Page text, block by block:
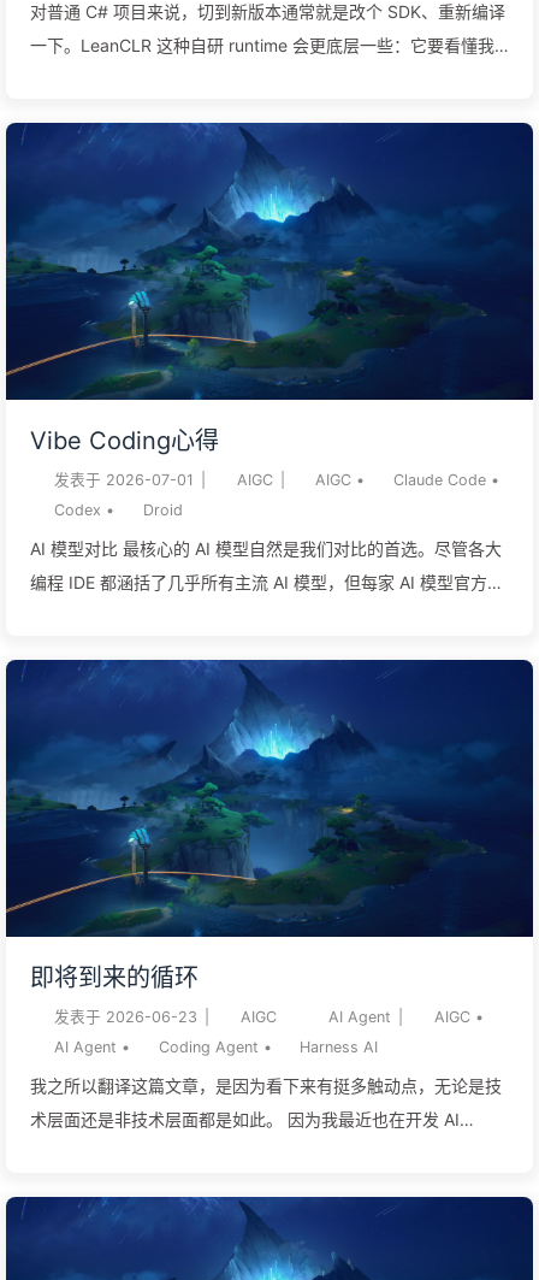
对普通 C# 项目来说，切到新版本通常就是改个 SDK、重新编译
一下。LeanCLR 这种自研 runtime 会更底层一些：它要看懂我
系统、对象模型、解释器、GC、异常、委托、泛型、基础反射和
AOT 生成框架。接入 .NET 10 的重点，是做一层清晰的 BCL /
runtime contract 适配：让 LeanCLR 能在明确边界内跑
net10.0 纯逻辑程序集；暂时跑不了的 BCL 能力，也给出清楚的
诊断，问题能早一点暴露出来。 为什么专门适配 .NET 10 如果
只是想“跑一点 C# 逻辑”，LeanCLR 兼容旧版 corlib，或者自己
做一套很小的基础库，也能用。目标一旦变成商业项目、跨引擎
迁移、长期维护，.NET 10 就成了新的基线。后面的工具、库、
LTS。按照 Microsoft 的 .NET 10 发布说明 和 .NET 8 / ....
Vibe Coding心得
发表于 2026-07-01 AIGC AIGC • Claude Code •
Codex • Droid
AI 模型对比 最核心的 AI 模型自然是我们对比的首选。尽管各大
编程 IDE 都涵括了几乎所有主流 AI 模型，但每家 AI 模型官方调
模型，在长上下文推理、复杂重构、跨文件理解上仍然是断档水
平。特别是对于 Unity、C++、Shader 这类工程链路复杂的场
景，Opus 4.8 的规划能力和自查能力肉眼可见地领先，配合 1M
上下文窗口，几乎可以一次吃下一个中小型项目 GPT-5.5：
OpenAI 在 2026 年上半年拿出的答卷，主打的是稳。它没有
Opus 那种一冲一个准的爆发力，但是对于经典算法、数学证
明、系统设计这类需要长链推理的任务，GPT-5.5 有着极强的准
确性，很多 Claude 反复犯错的地方它能一遍过，非常适合做
年的翻身之作，绑定 GPT-5.5，主打两点：审慎和深度推理。
它和 Claude Code 的差别很像 ...
即将到来的循环
发表于 2026-06-23 AIGC AI Agent AIGC •
AI Agent • Coding Agent • Harness AI
我之所以翻译这篇文章，是因为看下来有挺多触动点，无论是技
术层面还是非技术层面都是如此。 因为我最近也在开发 AI
些越来越复杂的系统。 其实我觉得，我之前做的 NKG AI Flow
就是我自己给出的答案。在不断开发 Agent 的过程中，我不断总